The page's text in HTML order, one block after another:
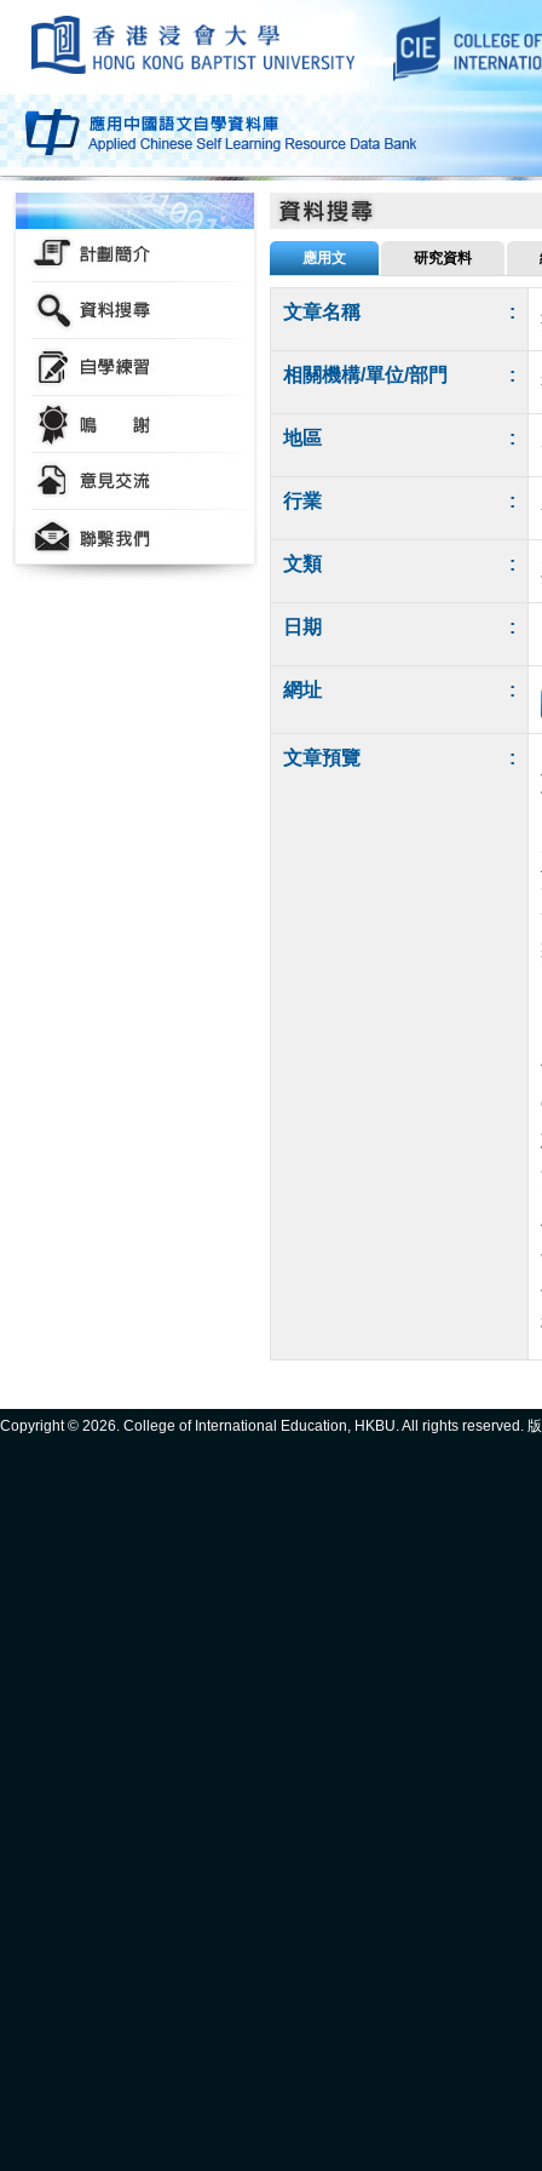
應用文 研究資料
文章名稱 :
相關機構/單位/部門 :
地區 :
行業 :
文類 :
日期 :
網址 :
文章預覽 :
Copyright © 2026. College of International Education, HKBU. All rights reserved.